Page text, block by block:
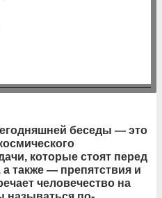
беседы — это
которые стоят перед
также — препятствия и
человечество на